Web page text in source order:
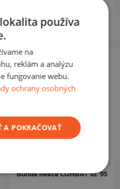
59,90 €
29,90 €
Momentálne nedostupné
Bunda fleece COMBAT vz. 95
používa
na
reklám a analýzu
fungovanie webu.
ochrany osobných
A POKRAČOVAŤ